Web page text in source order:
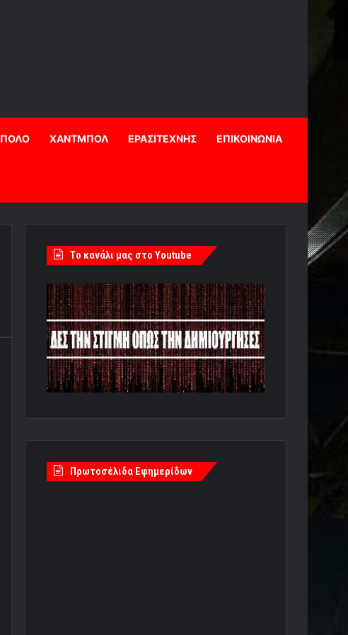
ΠΟΛΟ ΧΑΝΤΜΠΟΛ ΕΡΑΣΙΤΕΧΝΗΣ ΕΠΙΚΟΙΝΩΝΙΑ
Tο κανάλι μας στο Youtube
Πρωτοσέλιδα Εφημερίδων